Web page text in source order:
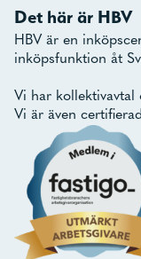
Det här är HBV
HBV är en
inköpsfunktion åt
Vi har kollektivavtal
Vi är även